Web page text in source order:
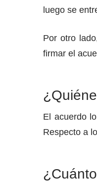
luego se
Por otro
firmar el
El acuerdo
Respecto a